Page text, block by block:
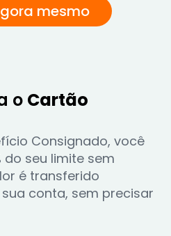
mesmo
o Cartão
Consignado, você
seu limite sem
é transferido
conta, sem precisar